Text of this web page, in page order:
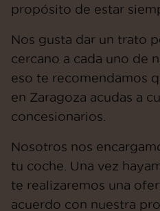
propósito de estar
Nos gusta dar un trato
cercano a cada uno de
eso te recomendamos
en Zaragoza acudas a
concesionarios.
Nosotros nos
tu coche. Una vez
te realizaremos una
acuerdo con nuestra